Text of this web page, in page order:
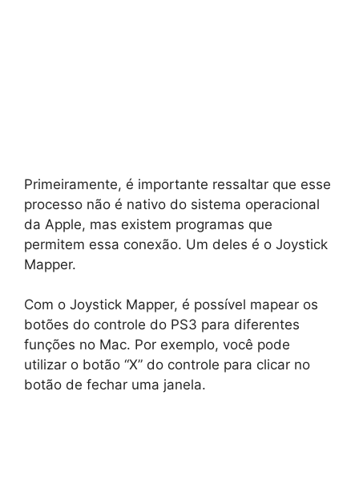
Primeiramente, é importante ressaltar que esse
processo não é nativo do sistema operacional
da Apple, mas existem programas que
permitem essa conexão. Um deles é o Joystick
Mapper.
Com o Joystick Mapper, é possível mapear os
botões do controle do PS3 para diferentes
funções no Mac. Por exemplo, você pode
utilizar o botão “X” do controle para clicar no
botão de fechar uma janela.